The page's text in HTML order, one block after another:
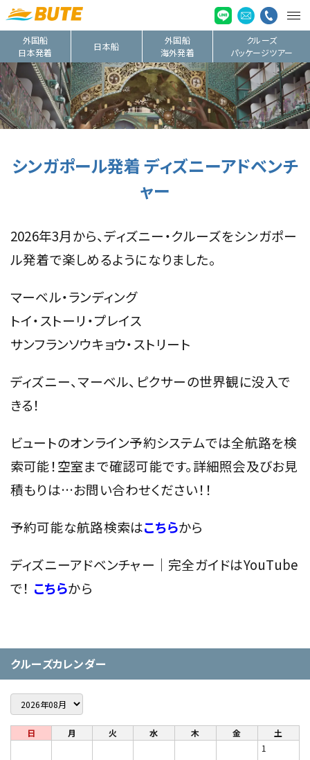
外国船
日本発着
日本船
外国船
海外発着
クルーズ
パッケージツアー
シンガポール発着 ディズニーアドベンチ
ャー
2026年3月から、ディズニー・クルーズをシンガポー
ル発着で楽しめるようになりました。
マーベル・ランディング
トイ・ストーリ・プレイス
サンフランソウキョウ・ストリート
ディズニー、マーベル、ピクサーの世界観に没入で
きる！
ビュートのオンライン予約システムでは全航路を検
索可能！空室まで確認可能です。詳細照会及びお見
積もりは…お問い合わせください！！
予約可能な航路検索はこちらから
ディズニーアドベンチャー｜完全ガイドはYouTube
で！ こちらから
クルーズカレンダー
日 月 火 水 木 金
土
1